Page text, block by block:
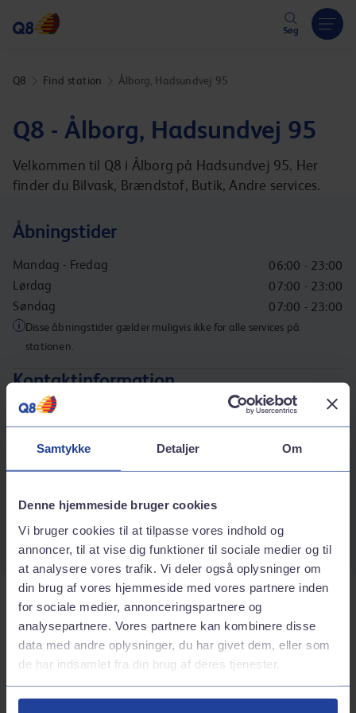
Samtykke Detaljer Om
Denne hjemmeside bruger cookies
Vi bruger cookies til at tilpasse vores indhold og
annoncer, til at vise dig funktioner til sociale medier og til
at analysere vores trafik. Vi deler også oplysninger om
din brug af vores hjemmeside med vores partnere inden
for sociale medier, annonceringspartnere og
analysepartnere. Vores partnere kan kombinere disse
data med andre oplysninger, du har givet dem, eller som
de har indsamlet fra din brug af deres tjenester.
Søg
Q8 Find station Ålborg, Hadsundvej 95
Q8 - Ålborg, Hadsundvej 95
Velkommen til Q8 i Ålborg på Hadsundvej 95. Her
finder du Bilvask, Brændstof, Butik, Andre services.
Åbningstider
Mandag - Fredag
06:00 - 23:00
Lørdag
07:00 - 23:00
Søndag
07:00 - 23:00
Disse åbningstider gælder muligvis ikke for alle services på
stationen.
Kontaktinformation
Adresse
Hadsundvej 95
9000 Ålborg
Rutebeskrivelse
Telefonnummer
98126811
Tjenester på stationen
Bilvask
Inkluderede services